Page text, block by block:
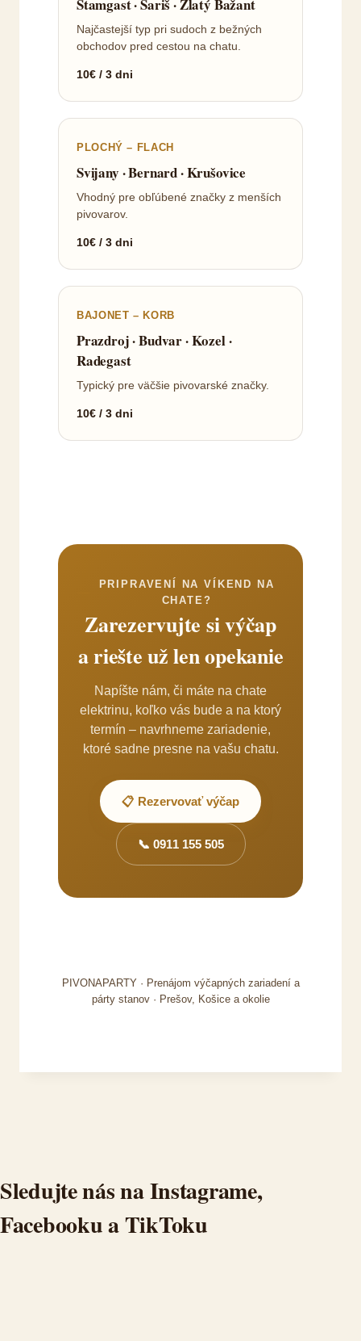
Štamgast · Šariš · Zlatý Bažant
Najčastejší typ pri sudoch z bežných
obchodov pred cestou na chatu.
10€ / 3 dni
PLOCHÝ – FLACH
Svijany · Bernard · Krušovice
Vhodný pre obľúbené značky z menších
pivovarov.
10€ / 3 dni
BAJONET – KORB
Prazdroj · Budvar · Kozel ·
Radegast
Typický pre väčšie pivovarské značky.
10€ / 3 dni
PRIPRAVENÍ NA VÍKEND NA
CHATE?
Zarezervujte si výčap
a riešte už len opekanie
Napíšte nám, či máte na chate
elektrinu, koľko vás bude a na ktorý
termín – navrhneme zariadenie,
ktoré sadne presne na vašu chatu.
📋 Rezervovať výčap
📞 0911 155 505
PIVONAPARTY · Prenájom výčapných zariadení a
párty stanov · Prešov, Košice a okolie
Sledujte nás na Instagrame,
Facebooku a TikToku